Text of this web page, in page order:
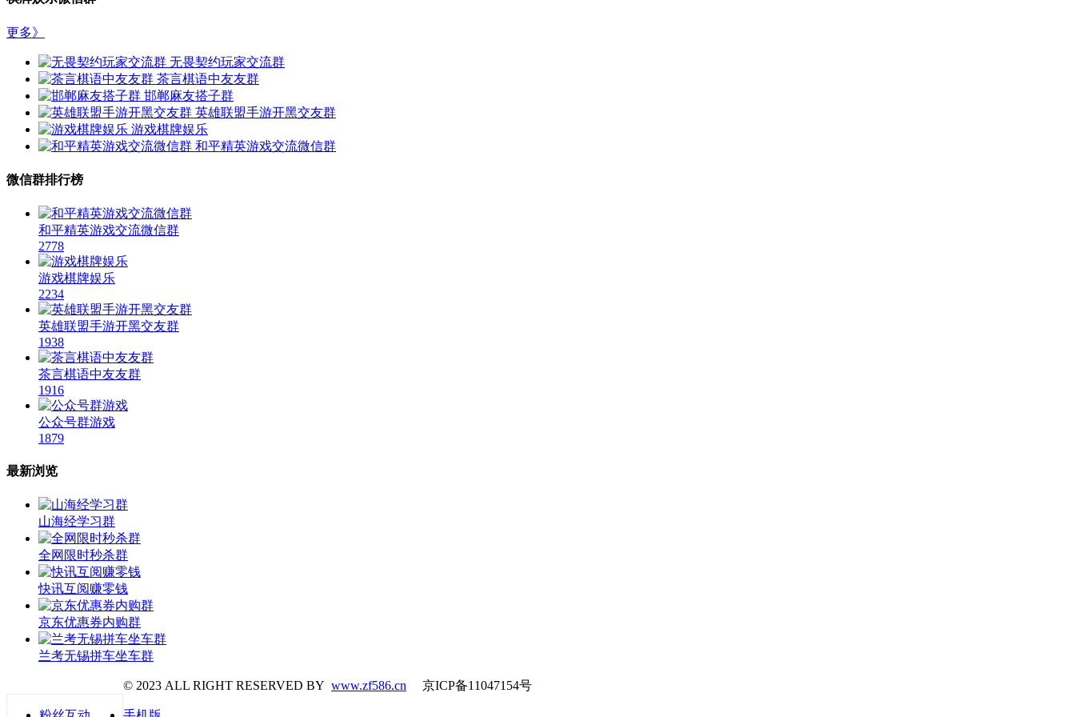
更多》
无畏契约玩家交流群
茶言棋语中友友群
邯郸麻友搭子群
英雄联盟手游开黑交友群
游戏棋牌娱乐
和平精英游戏交流微信群
微信群排行榜
和平精英游戏交流微信群
2778
游戏棋牌娱乐
2234
英雄联盟手游开黑交友群
1938
茶言棋语中友友群
1916
公众号群游戏
1879
最新浏览
山海经学习群
全网限时秒杀群
快讯互阅赚零钱
京东优惠券内购群
兰考无锡拼车坐车群
© 2023 ALL RIGHT RESERVED BY www.zf586.cn 京ICP备11047154号